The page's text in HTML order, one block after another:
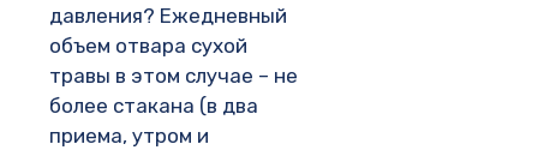
давления? Ежедневный
объем отвара сухой
травы в этом случае – не
более стакана (в два
приема, утром и